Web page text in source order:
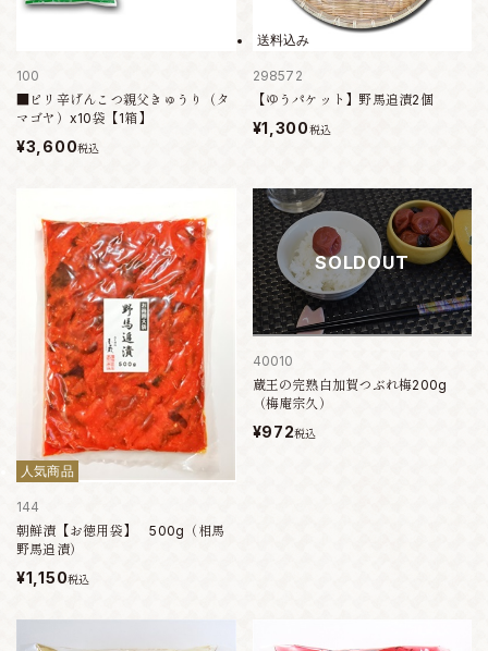
100
■ピリ辛げんこつ親父きゅうり（タ
マゴヤ）x10袋【1箱】
¥3,600税込
送料込み
298572
【ゆうパケット】野馬追漬2個
¥1,300税込
人気商品
144
朝鮮漬【お徳用袋】 500g（相馬
野馬追漬）
¥1,150税込
SOLDOUT
40010
蔵王の完熟白加賀つぶれ梅200g
（梅庵宗久）
¥972税込